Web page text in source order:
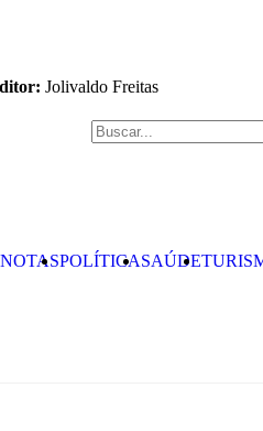
Jolivaldo Freitas
NOTASPOLÍTICASAÚDE